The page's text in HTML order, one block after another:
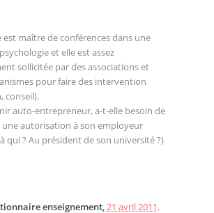
est maître de conférences dans une
et elle est assez
sollicitée par des associations et
pour faire des intervention
conseil).
auto-entrepreneur, a-t-elle besoin de
autorisation à son employeur
à qui ? Au président de son université ?)
enseignement,21 avril 2011,